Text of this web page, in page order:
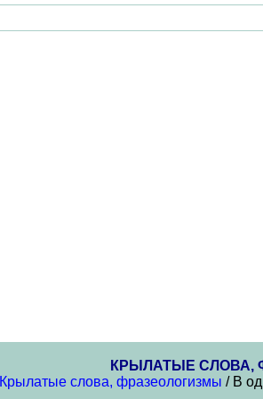
КРЫЛАТЫЕ СЛОВА,
Крылатые слова, фразеологизмы / В